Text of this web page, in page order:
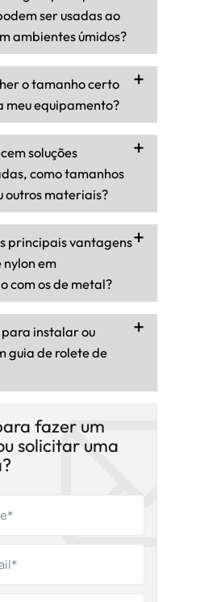
ser usadas ao
ambientes úmidos?
o tamanho certo
meu equipamento?
soluções
como tamanhos
outros materiais?
principais vantagens
nylon em
com os de metal?
instalar ou
guia de rolete de
fazer um
solicitar uma